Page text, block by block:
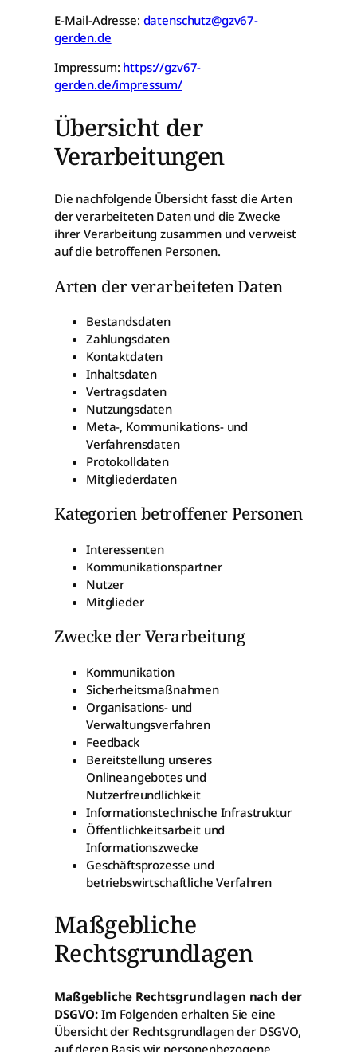
E-Mail-Adresse: datenschutz@gzv67-
gerden.de
Impressum: https://gzv67-
gerden.de/impressum/
Übersicht der
Verarbeitungen
Die nachfolgende Übersicht fasst die Arten
der verarbeiteten Daten und die Zwecke
ihrer Verarbeitung zusammen und verweist
auf die betroffenen Personen.
Arten der verarbeiteten Daten
Bestandsdaten
Zahlungsdaten
Kontaktdaten
Inhaltsdaten
Vertragsdaten
Nutzungsdaten
Meta-, Kommunikations- und
Verfahrensdaten
Protokolldaten
Mitgliederdaten
Kategorien betroffener Personen
Interessenten
Kommunikationspartner
Nutzer
Mitglieder
Zwecke der Verarbeitung
Kommunikation
Sicherheitsmaßnahmen
Organisations- und
Verwaltungsverfahren
Feedback
Bereitstellung unseres
Onlineangebotes und
Nutzerfreundlichkeit
Informationstechnische Infrastruktur
Öffentlichkeitsarbeit und
Informationszwecke
Geschäftsprozesse und
betriebswirtschaftliche Verfahren
Maßgebliche
Rechtsgrundlagen
Maßgebliche Rechtsgrundlagen nach der
DSGVO: Im Folgenden erhalten Sie eine
Übersicht der Rechtsgrundlagen der DSGVO,
auf deren Basis wir personenbezogene